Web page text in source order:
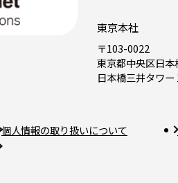
東京本社
〒103-0022
東京都中央区日
日本橋三井タワー
個人情報の取り扱いについて